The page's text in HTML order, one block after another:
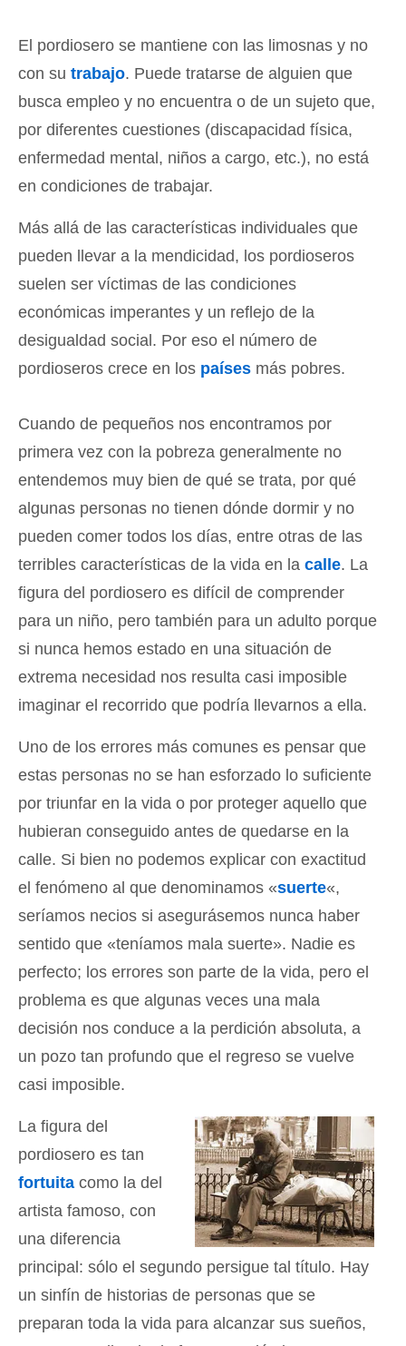
El pordiosero se mantiene con las limosnas y no
con su trabajo. Puede tratarse de alguien que
busca empleo y no encuentra o de un sujeto que,
por diferentes cuestiones (discapacidad física,
enfermedad mental, niños a cargo, etc.), no está
en condiciones de trabajar.
Más allá de las características individuales que
pueden llevar a la mendicidad, los pordioseros
suelen ser víctimas de las condiciones
económicas imperantes y un reflejo de la
desigualdad social. Por eso el número de
pordioseros crece en los países más pobres.
Cuando de pequeños nos encontramos por
primera vez con la pobreza generalmente no
entendemos muy bien de qué se trata, por qué
algunas personas no tienen dónde dormir y no
pueden comer todos los días, entre otras de las
terribles características de la vida en la calle. La
figura del pordiosero es difícil de comprender
para un niño, pero también para un adulto porque
si nunca hemos estado en una situación de
extrema necesidad nos resulta casi imposible
imaginar el recorrido que podría llevarnos a ella.
Uno de los errores más comunes es pensar que
estas personas no se han esforzado lo suficiente
por triunfar en la vida o por proteger aquello que
hubieran conseguido antes de quedarse en la
calle. Si bien no podemos explicar con exactitud
el fenómeno al que denominamos «suerte«,
seríamos necios si asegurásemos nunca haber
sentido que «teníamos mala suerte». Nadie es
perfecto; los errores son parte de la vida, pero el
problema es que algunas veces una mala
decisión nos conduce a la perdición absoluta, a
un pozo tan profundo que el regreso se vuelve
casi imposible.
La figura del
pordiosero es tan
fortuita como la del
artista famoso, con
una diferencia
principal: sólo el segundo persigue tal título. Hay
un sinfín de historias de personas que se
preparan toda la vida para alcanzar sus sueños,